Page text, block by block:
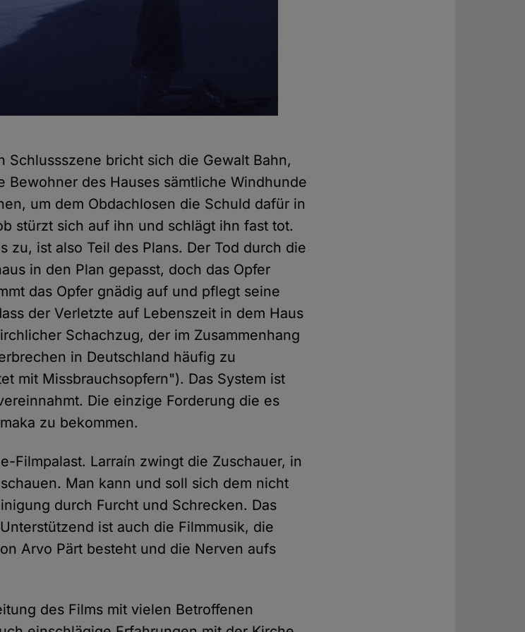
bricht sich die Gewalt Bahn,
des Hauses sämtliche Windhunde
um dem Obdachlosen die Schuld dafür in
stürzt sich auf ihn und schlägt ihn fast tot.
zu, ist also Teil des Plans. Der Tod durch die
in den Plan gepasst, doch das Opfer
das Opfer gnädig auf und pflegt seine
der Verletzte auf Lebenszeit in dem Haus
Schachzug, der im Zusammenhang
in Deutschland häufig zu
mit Missbrauchsopfern"). Das System ist
Die einzige Forderung die es
zu bekommen.
Filmpalast. Larraín zwingt die Zuschauer, in
Man kann und soll sich dem nicht
durch Furcht und Schrecken. Das
ist auch die Filmmusik, die
Arvo Pärt besteht und die Nerven aufs
des Films mit vielen Betroffenen